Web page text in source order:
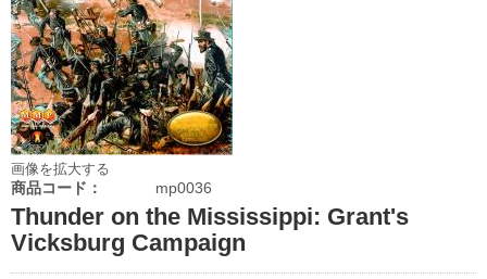
画像を拡大する
商品コード： mp0036
Thunder on the Mississippi: Grant's
Vicksburg Campaign